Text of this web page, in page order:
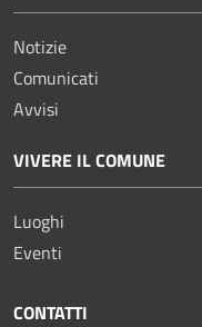
Notizie
Comunicati
Avvisi
VIVERE IL COMUNE
Luoghi
Eventi
CONTATTI